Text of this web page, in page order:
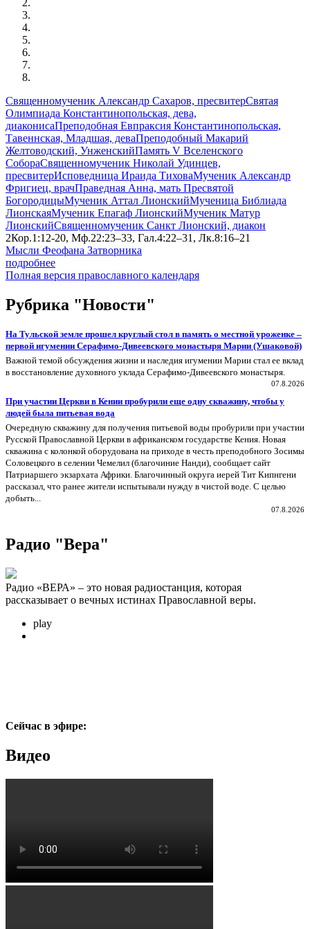
Священномученик Александр Сахаров, пресвитерСвятая
Олимпиада Константинопольская, дева,
диаконисаПреподобная Евпраксия Константинопольская,
Тавеннская, Младшая, деваПреподобный Макарий
Желтоводский, УнженскийПамять V Вселенского
СобораСвященномученик Николай Удинцев,
пресвитерИсповедница Ираида ТиховаМученик Александр
Фригиец, врачПраведная Анна, мать Пресвятой
БогородицыМученик Аттал ЛионскийМученица Библиада
ЛионскаяМученик Епагаф ЛионскийМученик Матур
ЛионскийСвященномученик Санкт Лионский, диакон
2Кор.1:12-20, Мф.22:23–33, Гал.4:22–31, Лк.8:16–21
Мысли Феофана Затворника
подробнее
Полная версия православного календаря
Рубрика "Новости"
На Тульской земле прошел круглый стол в память о местной уроженке –
первой игумении Серафимо-Дивеевского монастыря Марии (Ушаковой)
Важной темой обсуждения жизни и наследия игумении Марии стал ее вклад
в восстановление духовного уклада Серафимо‑Дивеевского монастыря.
07.8.2026
При участии Церкви в Кении пробурили еще одну скважину, чтобы у
людей была питьевая вода
Очередную скважину для получения питьевой воды пробурили при участии
Русской Православной Церкви в африканском государстве Кения. Новая
скважина с колонкой оборудована на приходе в честь преподобного Зосимы
Соловецкого в селении Чемелил (благочиние Нанди), сообщает сайт
Патриаршего экзархата Африки. Благочинный округа иерей Тит Кипнгени
рассказал, что ранее жители испытывали нужду в чистой воде. С целью
добыть...
07.8.2026
Радио "Вера"
Радио «ВЕРА» – это новая радиостанция, которая
рассказывает о вечных истинах Православной веры.
play
Сейчас в эфире:
Видео